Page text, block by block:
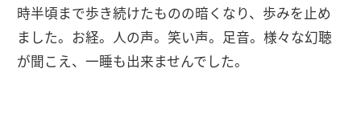
時半頃まで歩き続けたものの暗くなり、歩みを止め
ました。お経。人の声。笑い声。足音。様々な幻聴
が聞こえ、一睡も出来ませんでした。